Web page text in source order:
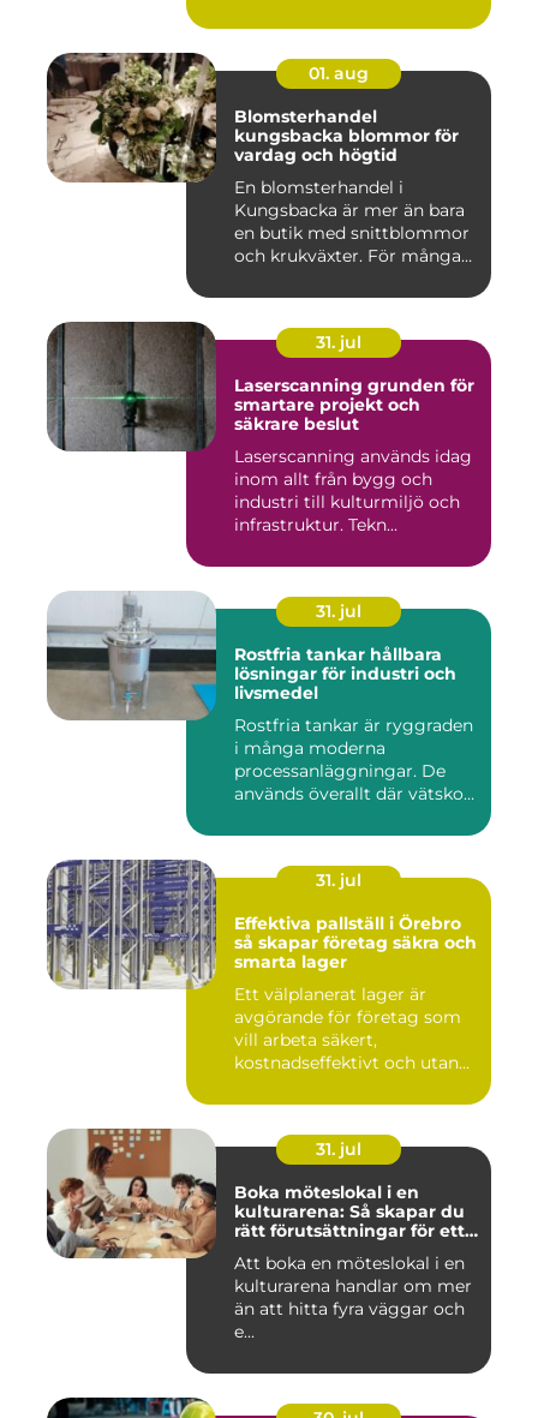
01. aug
Blomsterhandel
kungsbacka blommor för
vardag och högtid
En blomsterhandel i
Kungsbacka är mer än bara
en butik med snittblommor
och krukväxter. För många
31. jul
Laserscanning grunden för
smartare projekt och
säkrare beslut
Laserscanning används idag
inom allt från bygg och
industri till kulturmiljö och
infrastruktur. Tekn...
31. jul
Rostfria tankar hållbara
lösningar för industri och
livsmedel
Rostfria tankar är ryggraden
i många moderna
processanläggningar. De
används överallt där vätskor,
31. jul
Effektiva pallställ i Örebro
så skapar företag säkra och
smarta lager
Ett välplanerat lager är
avgörande för företag som
vill arbeta säkert,
kostnadseffektivt och utan
31. jul
Boka möteslokal i en
kulturarena: Så skapar du
rätt förutsättningar för ett
Att boka en möteslokal i en
kulturarena handlar om mer
än att hitta fyra väggar och
e...